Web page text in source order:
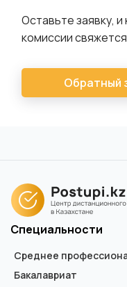
Оставьте заявку,
комиссии
Обратный
Специальности
Среднее
Бакалавриат